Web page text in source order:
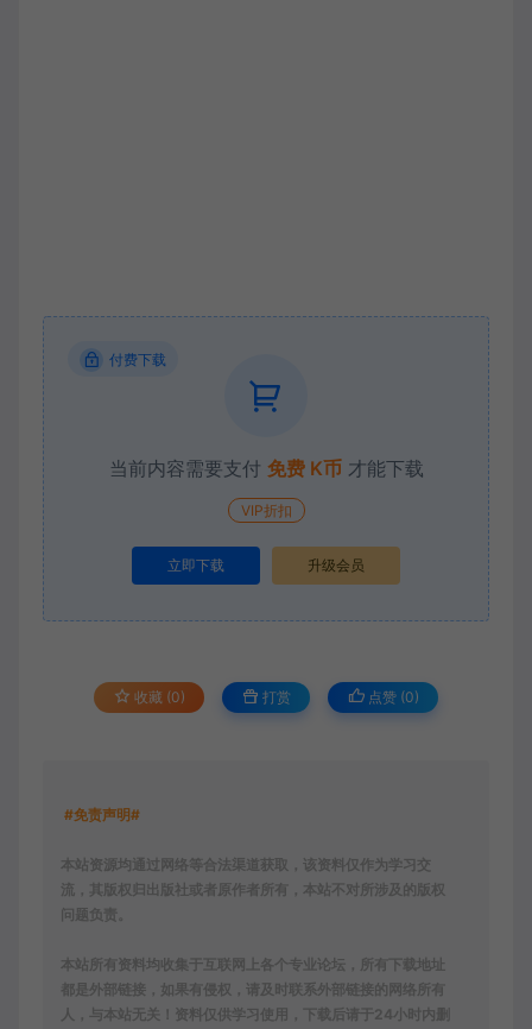
付费下载
当前内容需要支付 免费 K币 才能下载
VIP折扣
立即下载 升级会员
收藏 (0) 打赏 点赞 (0)
#免责声明#
本站资源均通过网络等合法渠道获取，该资料仅作为学习交
流，其版权归出版社或者原作者所有，本站不对所涉及的版权
问题负责。
本站所有资料均收集于互联网上各个专业论坛，所有下载地址
都是外部链接，如果有侵权，请及时联系外部链接的网络所有
人，与本站无关！资料仅供学习使用，下载后请于24小时内删